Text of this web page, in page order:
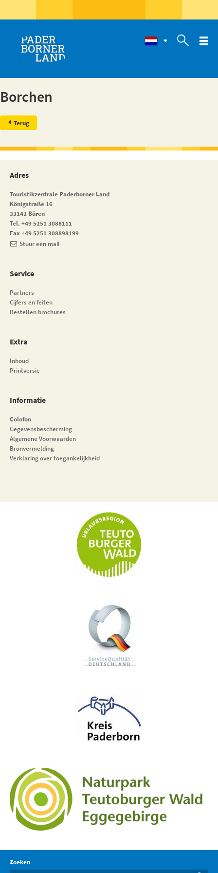

Borchen
Terug
Adres
Touristikzentrale Paderborner Land
Königstraße 16
33142 Büren
Tel. +49 5251 3088111
Fax +49 5251 308898199
Stuur een mail
Service
Partners
Cijfers en feiten
Bestellen brochures
Extra
Inhoud
Printversie
Informatie
Colofon
Gegevensbescherming
Algemene Voorwaarden
Bronvermelding
Verklaring over toegankelijkheid
Zoeken